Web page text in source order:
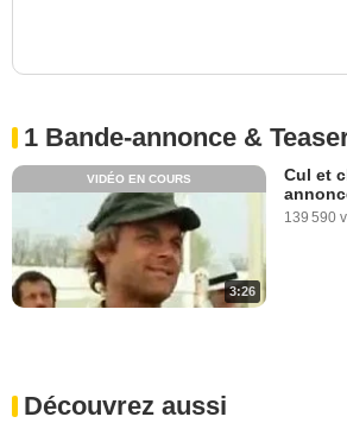
1 Bande-annonce &
3:26
VIDÉO EN COURS
Cul et
139 590
Découvrez aussi